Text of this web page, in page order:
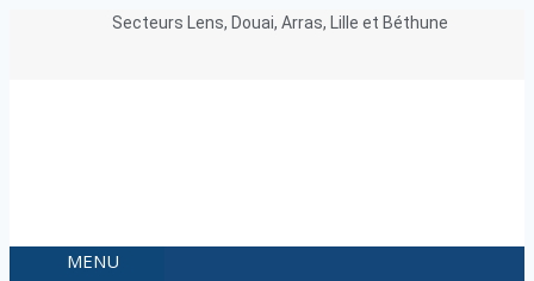
Secteurs Lens, Douai, Arras, Lille et Béthune
MENU